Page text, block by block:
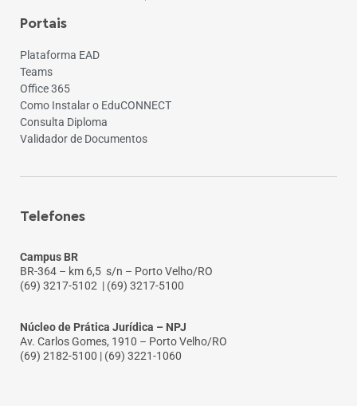
Portais
Plataforma EAD
Teams
Office 365
Como Instalar o EduCONNECT
Consulta Diploma
Validador de Documentos
Telefones
Campus BR
BR-364 – km 6,5 s/n – Porto Velho/RO
(69) 3217-5102 | (69) 3217-5100
Núcleo de Prática Jurídica – NPJ
Av. Carlos Gomes, 1910 – Porto Velho/RO
(69) 2182-5100 | (69) 3221-1060